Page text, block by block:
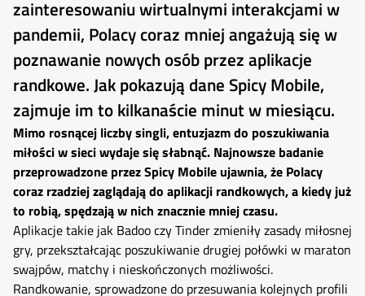
zainteresowaniu wirtualnymi interakcjami w
pandemii, Polacy coraz mniej angażują się w
poznawanie nowych osób przez aplikacje
randkowe. Jak pokazują dane Spicy Mobile,
zajmuje im to kilkanaście minut w miesiącu.
Mimo rosnącej liczby singli, entuzjazm do poszukiwania
miłości w sieci wydaje się słabnąć. Najnowsze badanie
przeprowadzone przez Spicy Mobile ujawnia, że Polacy
coraz rzadziej zaglądają do aplikacji randkowych, a kiedy już
to robią, spędzają w nich znacznie mniej czasu.
Aplikacje takie jak Badoo czy Tinder zmieniły zasady miłosnej
gry, przekształcając poszukiwanie drugiej połówki w maraton
swajpów, matchy i nieskończonych możliwości.
Randkowanie, sprowadzone do przesuwania kolejnych profili